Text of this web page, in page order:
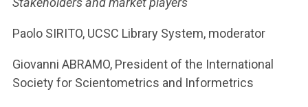
Paolo SIRITO, UCSC Library System, moderator
Giovanni ABRAMO, President of the International
Society for Scientometrics and Informetrics